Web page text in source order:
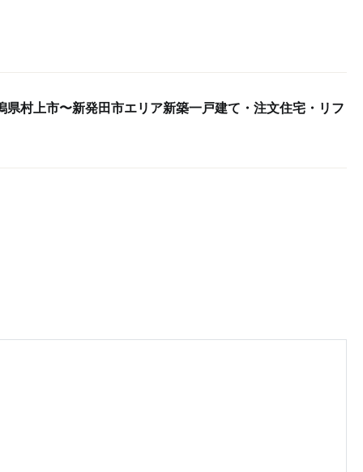
村上市〜新発田市エリア新築一戸建て・注文住宅・リフ